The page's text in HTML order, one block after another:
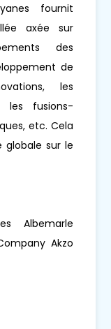
fournit
axée sur
des
de
les
les fusions-
etc. Cela
globale sur le
Albemarle
Akzo